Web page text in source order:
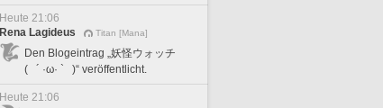
Heute 21:06
Rena Lagideus
Titan [Mana]
Den Blogeintrag „妖怪ウォッチ
( ´ ·ω· ` )“ veröffentlicht.
Heute 21:06